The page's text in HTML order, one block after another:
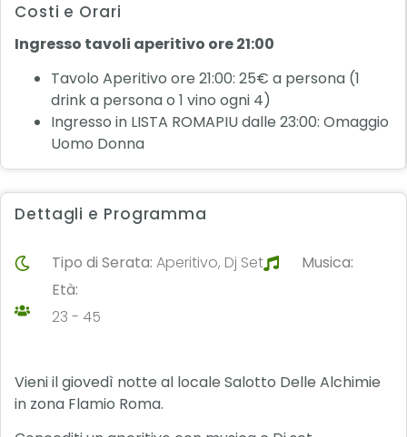
Costi e Orari
Ingresso tavoli aperitivo ore 21:00
Tavolo Aperitivo ore 21:00: 25€ a persona (1
drink a persona o 1 vino ogni 4)
Ingresso in LISTA ROMAPIU dalle 23:00: Omaggio
Uomo Donna
Dettagli e Programma
Tipo di Serata:Aperitivo, Dj Set
Musica:
Età:
23 - 45
Vieni il giovedì notte al locale Salotto Delle Alchimie
in zona Flamio Roma.